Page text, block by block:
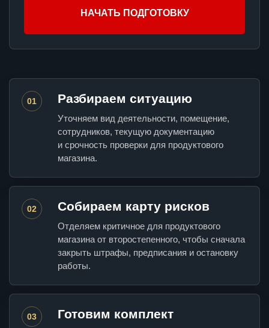
НАЧАТЬ ПОДГОТОВКУ
01 Разбираем ситуацию
Уточняем вид деятельности, помещение,
сотрудников, текущую документацию
и срочность проверки для продуктового
магазина.
02 Собираем карту рисков
Отделяем критичное для продуктового
магазина от второстепенного, чтобы сначала
закрыть штрафы, предписания и остановку
работы.
03 Готовим комплект